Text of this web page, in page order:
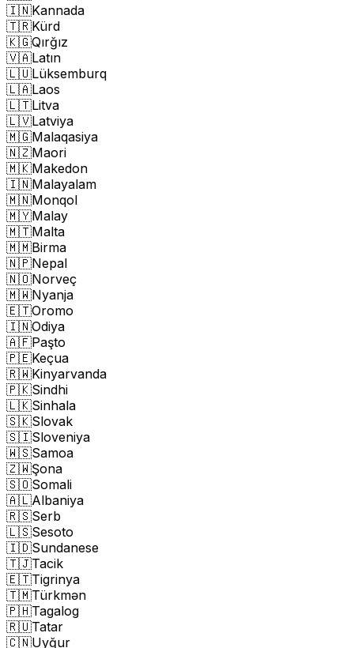
🇮🇳Kannada
🇹🇷Kürd
🇰🇬Qırğız
🇻🇦Latın
🇱🇺Lüksemburq
🇱🇦Laos
🇱🇹Litva
🇱🇻Latviya
🇲🇬Malaqasiya
🇳🇿Maori
🇲🇰Makedon
🇮🇳Malayalam
🇲🇳Monqol
🇲🇾Malay
🇲🇹Malta
🇲🇲Birma
🇳🇵Nepal
🇳🇴Norveç
🇲🇼Nyanja
🇪🇹Oromo
🇮🇳Odiya
🇦🇫Paşto
🇵🇪Keçua
🇷🇼Kinyarvanda
🇵🇰Sindhi
🇱🇰Sinhala
🇸🇰Slovak
🇸🇮Sloveniya
🇼🇸Samoa
🇿🇼Şona
🇸🇴Somali
🇦🇱Albaniya
🇷🇸Serb
🇱🇸Sesoto
🇮🇩Sundanese
🇹🇯Tacik
🇪🇹Tigrinya
🇹🇲Türkmən
🇵🇭Tagalog
🇷🇺Tatar
🇨🇳Uyğur